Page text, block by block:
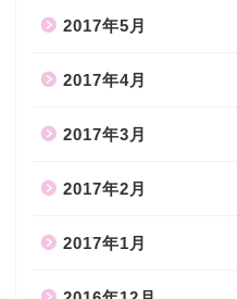
2017年5月
2017年4月
2017年3月
2017年2月
2017年1月